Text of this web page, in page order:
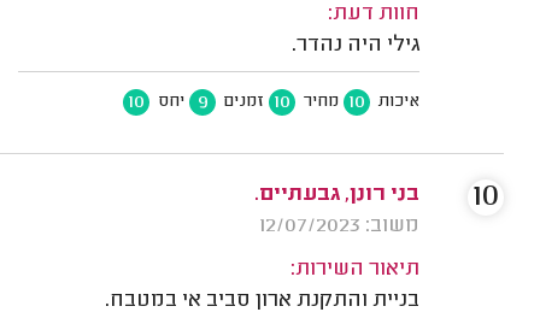
חוות דעת:
גילי היה נהדר.
איכות 10 מחיר 10 זמנים 9 יחס 10
בני רונן, גבעתיים.
משוב: 12/07/2023
תיאור השירות:
בניית והתקנת ארון סביב אי במטבח.
10